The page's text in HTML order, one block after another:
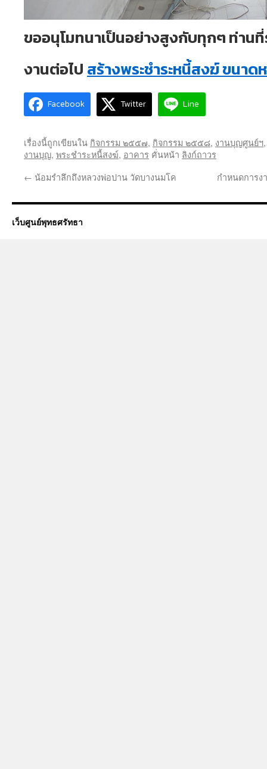
ขออนุโมทนาเป็นอย่างสูงกับทุกๆ ท่าน
งานต่อไป สร้างพระชำระหนี้สงฆ์ ขนา
Facebook Twitter Line
เรื่องนี้ถูกเขียนใน กิจกรรม ๒๕๕๗, กิจกรรม ๒๕๕๘, งานบุญศูนย์ฯ
งานบุญ, พระชำระหนี้สงฆ์, อาคาร คั่นหน้า ลิงก์ถาวร
← น้อมรำลึกถึงหลวงพ่อปาน วัดบางนมโค กำหนดการ
เว็บศูนย์พุทธศรัทธา